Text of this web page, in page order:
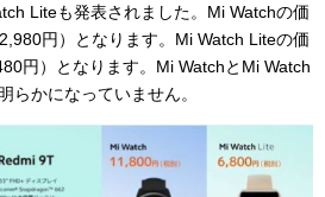
Liteも発表されました。Mi Watchの価
円）となります。Mi Watch Liteの価
円）となります。Mi WatchとMi Watch
らかになっていません。